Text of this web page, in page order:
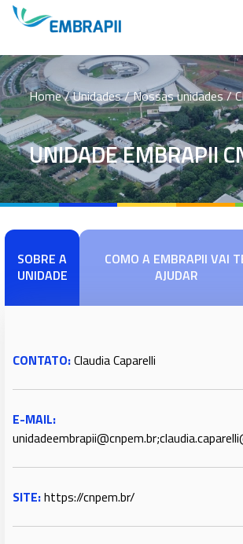
Home/ Unidades / Nossas unidades /
UNIDADE EMBRAPII
SOBRE A
UNIDADE
COMO A EMBRAPII VAI
AJUDAR
CONTATO:Claudia Caparelli
E-MAIL:
SITE:https://cnpem.br/